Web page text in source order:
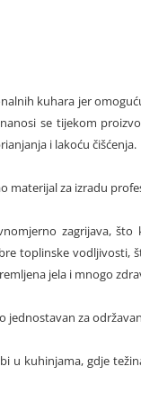
kuhara jer
se tijekom
i lakoću čišćenja.
materijal za izradu
zagrijava,
toplinske vodljivosti,
jela i mnogo
jednostavan za
kuhinjama, gdje